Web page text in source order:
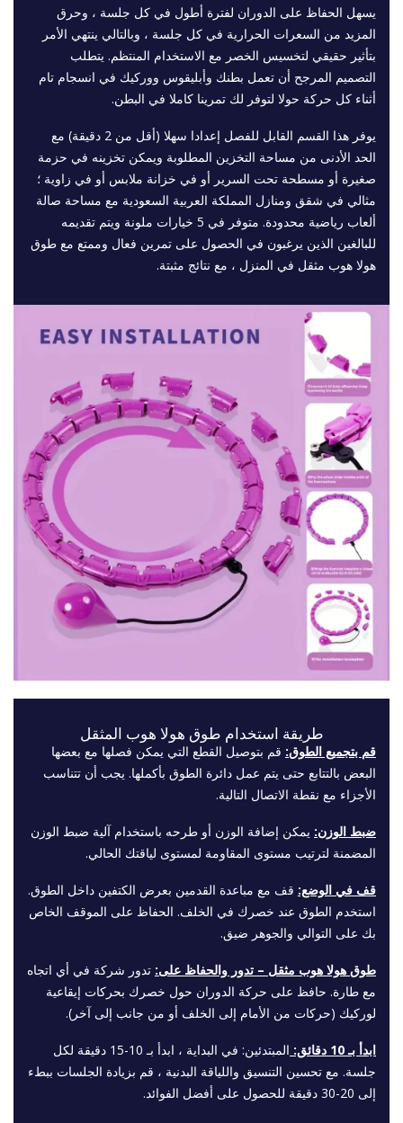
يسهل الحفاظ على الدوران لفترة أطول في كل جلسة ، وحرق
المزيد من السعرات الحرارية في كل جلسة ، وبالتالي ينتهي الأمر
بتأثير حقيقي لتخسيس الخصر مع الاستخدام المنتظم. يتطلب
التصميم المرجح أن تعمل بطنك وأبليقوس ووركيك في انسجام تام
أثناء كل حركة حولا لتوفر لك تمرينا كاملا في البطن.
يوفر هذا القسم القابل للفصل إعدادا سهلا (أقل من 2 دقيقة) مع
الحد الأدنى من مساحة التخزين المطلوبة ويمكن تخزينه في حزمة
صغيرة أو مسطحة تحت السرير أو في خزانة ملابس أو في زاوية ؛
مثالي في شقق ومنازل المملكة العربية السعودية مع مساحة صالة
ألعاب رياضية محدودة. متوفر في 5 خيارات ملونة ويتم تقديمه
للبالغين الذين يرغبون في الحصول على تمرين فعال وممتع مع طوق
هولا هوب مثقل في المنزل ، مع نتائج مثبتة.
طريقة استخدام طوق هولا هوب المثقل
قم بتجميع الطوق: قم بتوصيل القطع التي يمكن فصلها مع بعضها
البعض بالتتابع حتى يتم عمل دائرة الطوق بأكملها. يجب أن تتناسب
الأجزاء مع نقطة الاتصال التالية.
ضبط الوزن: يمكن إضافة الوزن أو طرحه باستخدام آلية ضبط الوزن
المضمنة لترتيب مستوى المقاومة لمستوى لياقتك الحالي.
قف في الوضع: قف مع مباعدة القدمين بعرض الكتفين داخل الطوق.
استخدم الطوق عند خصرك في الخلف. الحفاظ على الموقف الخاص
بك على التوالي والجوهر ضيق.
طوق هولا هوب مثقل – تدور والحفاظ على: تدور شركة في أي اتجاه
مع طارة. حافظ على حركة الدوران حول خصرك بحركات إيقاعية
لوركيك (حركات من الأمام إلى الخلف أو من جانب إلى آخر).
ابدأ بـ 10 دقائق:
المبتدئين: في البداية ، ابدأ بـ 10-15 دقيقة لكل
جلسة. مع تحسين التنسيق واللياقة البدنية ، قم بزيادة الجلسات ببطء
إلى 20-30 دقيقة للحصول على أفضل الفوائد.